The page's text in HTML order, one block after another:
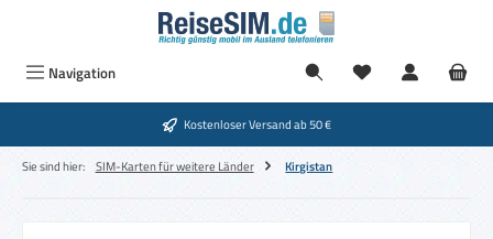
Zum Hauptinhalt springen
Navigation
Kostenloser Versand ab 50 €
Sie sind hier: SIM-Karten für weitere Länder Kirgistan